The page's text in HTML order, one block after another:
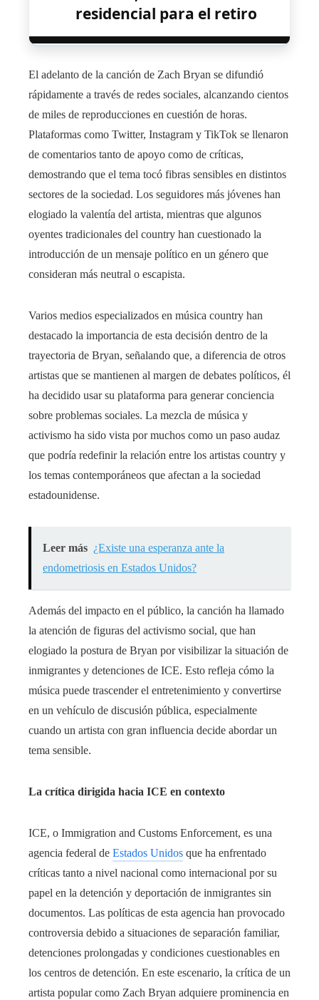
residencial para el retiro
El adelanto de la canción de Zach Bryan se difundió
rápidamente a través de redes sociales, alcanzando cientos
de miles de reproducciones en cuestión de horas.
Plataformas como Twitter, Instagram y TikTok se llenaron
de comentarios tanto de apoyo como de críticas,
demostrando que el tema tocó fibras sensibles en distintos
sectores de la sociedad. Los seguidores más jóvenes han
elogiado la valentía del artista, mientras que algunos
oyentes tradicionales del country han cuestionado la
introducción de un mensaje político en un género que
consideran más neutral o escapista.
Varios medios especializados en música country han
destacado la importancia de esta decisión dentro de la
trayectoria de Bryan, señalando que, a diferencia de otros
artistas que se mantienen al margen de debates políticos, él
ha decidido usar su plataforma para generar conciencia
sobre problemas sociales. La mezcla de música y
activismo ha sido vista por muchos como un paso audaz
que podría redefinir la relación entre los artistas country y
los temas contemporáneos que afectan a la sociedad
estadounidense.
Leer más ¿Existe una esperanza ante la
endometriosis en Estados Unidos?
Además del impacto en el público, la canción ha llamado
la atención de figuras del activismo social, que han
elogiado la postura de Bryan por visibilizar la situación de
inmigrantes y detenciones de ICE. Esto refleja cómo la
música puede trascender el entretenimiento y convertirse
en un vehículo de discusión pública, especialmente
cuando un artista con gran influencia decide abordar un
tema sensible.
La crítica dirigida hacia ICE en contexto
ICE, o Immigration and Customs Enforcement, es una
agencia federal de Estados Unidos que ha enfrentado
críticas tanto a nivel nacional como internacional por su
papel en la detención y deportación de inmigrantes sin
documentos. Las políticas de esta agencia han provocado
controversia debido a situaciones de separación familiar,
detenciones prolongadas y condiciones cuestionables en
los centros de detención. En este escenario, la crítica de un
artista popular como Zach Bryan adquiere prominencia en